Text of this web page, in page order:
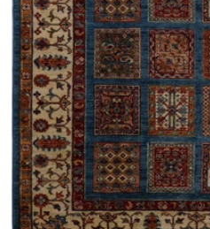
numaralı medyayı pencerede aç